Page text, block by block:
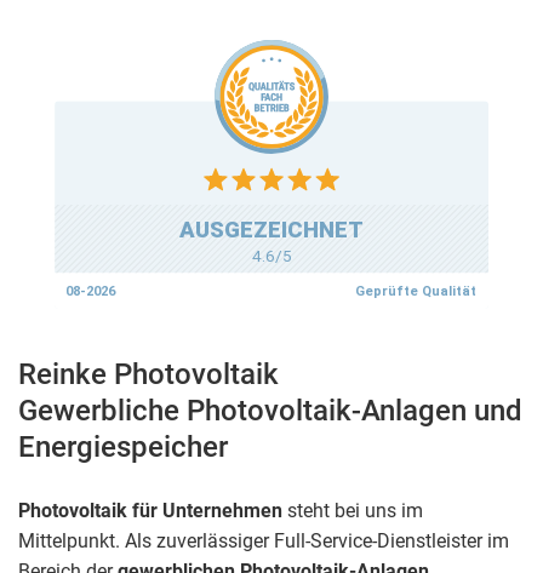
Reinke Photovoltaik
Gewerbliche Photovoltaik-Anlagen und
Energiespeicher
Photovoltaik für Unternehmen steht bei uns im
Mittelpunkt. Als zuverlässiger Full-Service-Dienstleister im